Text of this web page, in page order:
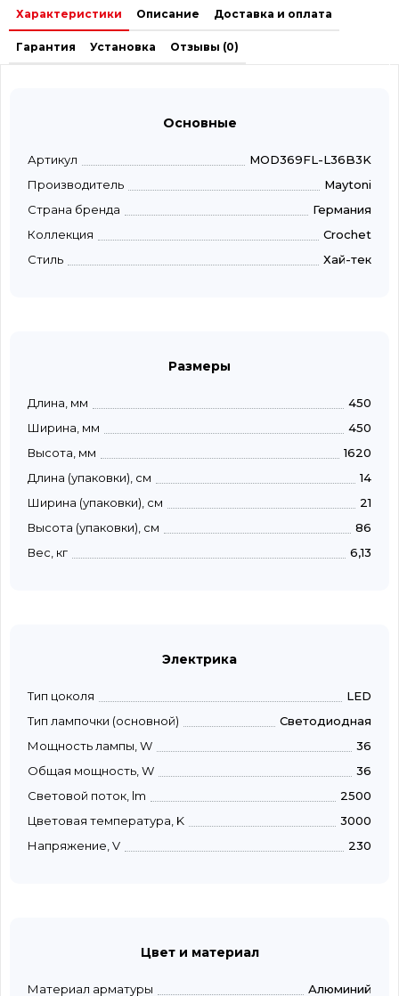
Характеристики Описание Доставка и оплата
Гарантия Установка Отзывы (0)
Основные
Артикул
MOD369FL-L36B3K
Производитель
Maytoni
Страна бренда
Германия
Коллекция
Crochet
Стиль
Хай-тек
Размеры
Длина, мм
450
Ширина, мм
450
Высота, мм
1620
Длина (упаковки), см
14
Ширина (упаковки), см
21
Высота (упаковки), см
86
Вес, кг
6,13
Электрика
Тип цоколя
LED
Тип лампочки (основной)
Светодиодная
Мощность лампы, W
36
Общая мощность, W
36
Световой поток, lm
2500
Цветовая температура, K
3000
Напряжение, V
230
Цвет и материал
Материал арматуры Алюминий